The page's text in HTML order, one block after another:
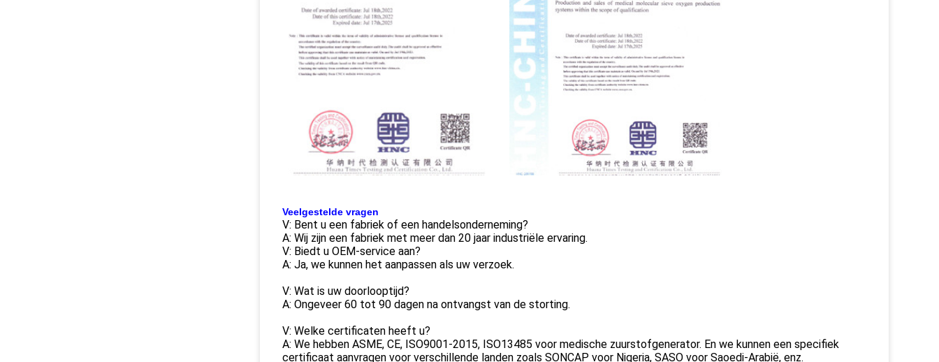
Veelgestelde vragen
V: Bent u een fabriek of een handelsonderneming?
A: Wij zijn een fabriek met meer dan 20 jaar industriële ervaring.
V: Biedt u OEM-service aan?
A: Ja, we kunnen het aanpassen als uw verzoek.
V: Wat is uw doorlooptijd?
A: Ongeveer 60 tot 90 dagen na ontvangst van de storting.
V: Welke certificaten heeft u?
A: We hebben ASME, CE, ISO9001-2015, ISO13485 voor medische zuurstofgenerator. En we kunnen een specifiek
certificaat aanvragen voor verschillende landen zoals SONCAP voor Nigeria, SASO voor Saoedi-Arabië, enz.